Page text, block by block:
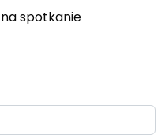
spotkanie